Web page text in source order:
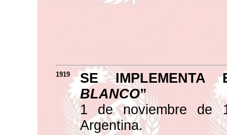
1919
SE IMPLEMENTA
BLANCO”
1 de noviembre de
Argentina.